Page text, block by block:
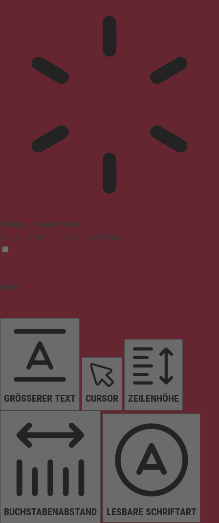
Epilepsie-sicherer Modus
Dämpft Farben und stoppt das Blinken
Inhalt
GRÖSSERER TEXT CURSOR ZEILENHÖHE
BUCHSTABENABSTAND LESBARE SCHRIFTART